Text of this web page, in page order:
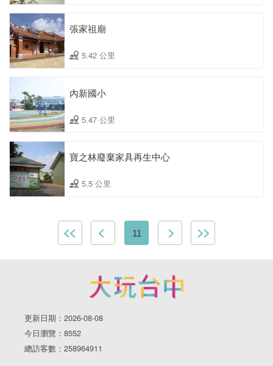
張家祖廟
5.42 公里
內新國小
5.47 公里
寶之林廢棄家具再生中心
5.5 公里
11
更新日期：2026-08-08
今日瀏覽：8552
總訪客數：258964911